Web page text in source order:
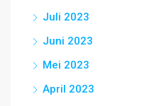
Juli 2023
Juni 2023
Mei 2023
April 2023